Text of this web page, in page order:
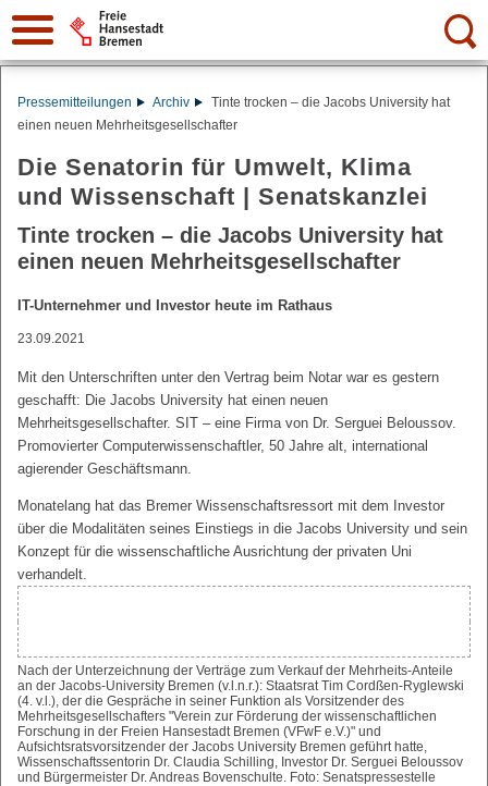
Suche:
Pressemitteilungen Archiv
Tinte trocken – die Jacobs University hat
einen neuen Mehrheitsgesellschafter
Die Senatorin für Umwelt, Klima
und Wissenschaft | Senatskanzlei
Tinte trocken – die Jacobs University hat
einen neuen Mehrheitsgesellschafter
IT-Unternehmer und Investor heute im Rathaus
23.09.2021
Mit den Unterschriften unter den Vertrag beim Notar war es gestern
geschafft: Die Jacobs University hat einen neuen
Mehrheitsgesellschafter. SIT – eine Firma von Dr. Serguei Beloussov.
Promovierter Computerwissenschaftler, 50 Jahre alt, international
agierender Geschäftsmann.
Monatelang hat das Bremer Wissenschaftsressort mit dem Investor
über die Modalitäten seines Einstiegs in die Jacobs University und sein
Konzept für die wissenschaftliche Ausrichtung der privaten Uni
verhandelt.
Nach der Unterzeichnung der Verträge zum Verkauf der Mehrheits-Anteile
an der Jacobs-University Bremen (v.l.n.r.): Staatsrat Tim Cordßen-Ryglewski
(4. v.l.), der die Gespräche in seiner Funktion als Vorsitzender des
Mehrheitsgesellschafters "Verein zur Förderung der wissenschaftlichen
Forschung in der Freien Hansestadt Bremen (VFwF e.V.)" und
Aufsichtsratsvorsitzender der Jacobs University Bremen geführt hatte,
Wissenschaftssentorin Dr. Claudia Schilling, Investor Dr. Serguei Beloussov
und Bürgermeister Dr. Andreas Bovenschulte. Foto: Senatspressestelle